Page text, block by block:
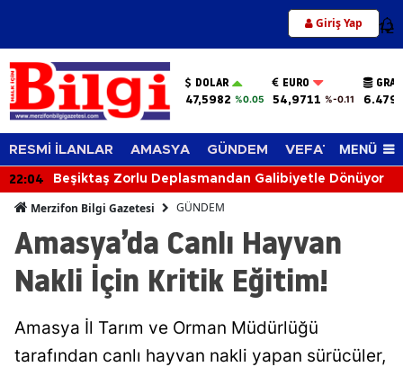
Giriş Yap 12
DOLAR
47,5982 %0.05
EURO
54,9711 %-0.11
RESMİ İLANLAR AMASYA GÜNDEM VEFAT EDENLER
MENÜ
22:04 Beşiktaş Zorlu Deplasmandan Galibiyetle Dönüyor
Merzifon Bilgi Gazetesi GÜNDEM
Amasya’da Canlı Hayvan
Nakli İçin Kritik Eğitim!
Amasya İl Tarım ve Orman Müdürlüğü
tarafından canlı hayvan nakli yapan sürücüler,